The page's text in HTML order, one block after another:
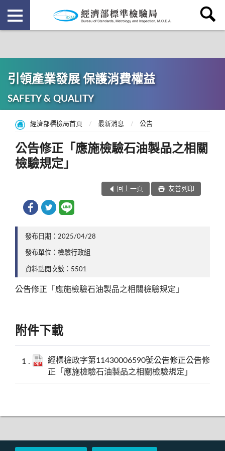
引領產業發展 保護消費權益
SAFETY & QUALITY
經濟部標檢局首頁 最新消息 公告
公告修正「應施檢驗石油製品之相關
檢驗規定」
回上一頁 友善列印
發布日期：2025/04/28
發布單位：檢驗行政組
資料點閱次數：5501
公告修正「應施檢驗石油製品之相關檢驗規定」
附件下載
經標檢政字第11430006590號公告修正公告修
正「應施檢驗石油製品之相關檢驗規定」